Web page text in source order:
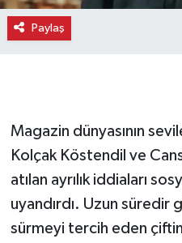
Paylaş
Magazin dünyasının
Kolçak Köstendil ve
atılan ayrılık iddiaları
uyandırdı. Uzun süredir
sürmeyi tercih eden